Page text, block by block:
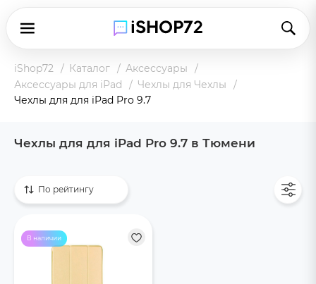
iShop72 Каталог
Аксессуары
Аксессуары для iPad
Чехлы для Чехлы
Чехлы для для iPad Pro 9.7
Чехлы для для iPad Pro 9.7 в Тюмени
По рейтингу
В наличии